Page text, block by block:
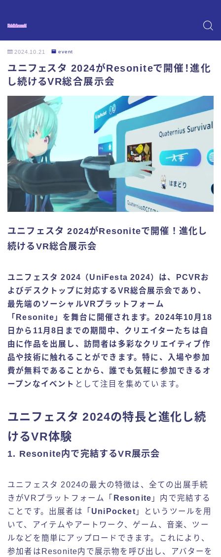
2024.10.21 event
ユニフェスタ 2024がResoniteで開催！進化
し続けるVR総合展示会
ユニフェスタ 2024がResoniteで開催！進化し
続けるVR総合展示会
ユニフェスタ 2024（UniFesta 2024）は、PCVRお
よびデスクトップに対応するVR総合展示会であり、
最先端のソーシャルVRプラットフォーム
「Resonite」を舞台に開催されます。2024年10月18
日から11月8日までの期間中、クリエイターたちは自
由に作品を出展し、訪問者は多彩なクリエイティブ作
品や技術に触れることができます。特に、入場や参加
費が無料であることから、誰でも気軽に参加できるオ
ープンなイベント として注目を集めています。
ユニフェスタ 2024の特長と進化し続
けるVR体験
1. Resonite内で完結するVR展示会
ユニフェスタ 2024の最大の特徴は、全ての出展手続
きがVRプラットフォーム「 Resonite 」内で完結する
ことです。出展者は「 UniPocket 」というツールを用
いて、アイテムやアートワーク、ゲーム、音楽、ツー
ルなどを簡単にアップロードできます。これにより、
参加者はResonite内で展示物を呼び出し、アバターを